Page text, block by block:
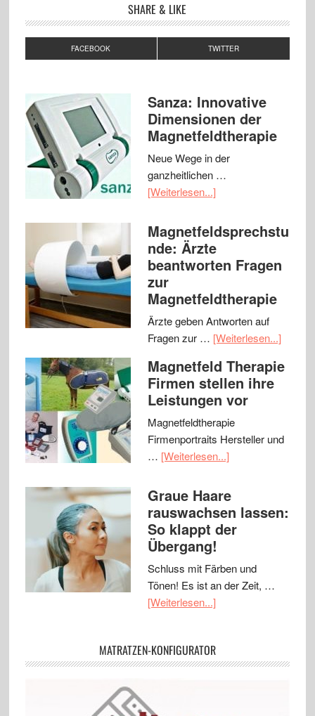
SHARE & LIKE
FACEBOOK TWITTER
Sanza: Innovative
Dimensionen der
Magnetfeldtherapie
Neue Wege in der
ganzheitlichen …
[Weiterlesen...]
Magnetfeldsprechstu
nde: Ärzte
beantworten Fragen
zur
Magnetfeldtherapie
Ärzte geben Antworten auf
Fragen zur … [Weiterlesen...]
Magnetfeld Therapie
Firmen stellen ihre
Leistungen vor
Magnetfeldtherapie
Firmenportraits Hersteller und
… [Weiterlesen...]
Graue Haare
rauswachsen lassen:
So klappt der
Übergang!
Schluss mit Färben und
Tönen! Es ist an der Zeit, …
[Weiterlesen...]
MATRATZEN-KONFIGURATOR